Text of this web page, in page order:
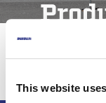
This website
DINO